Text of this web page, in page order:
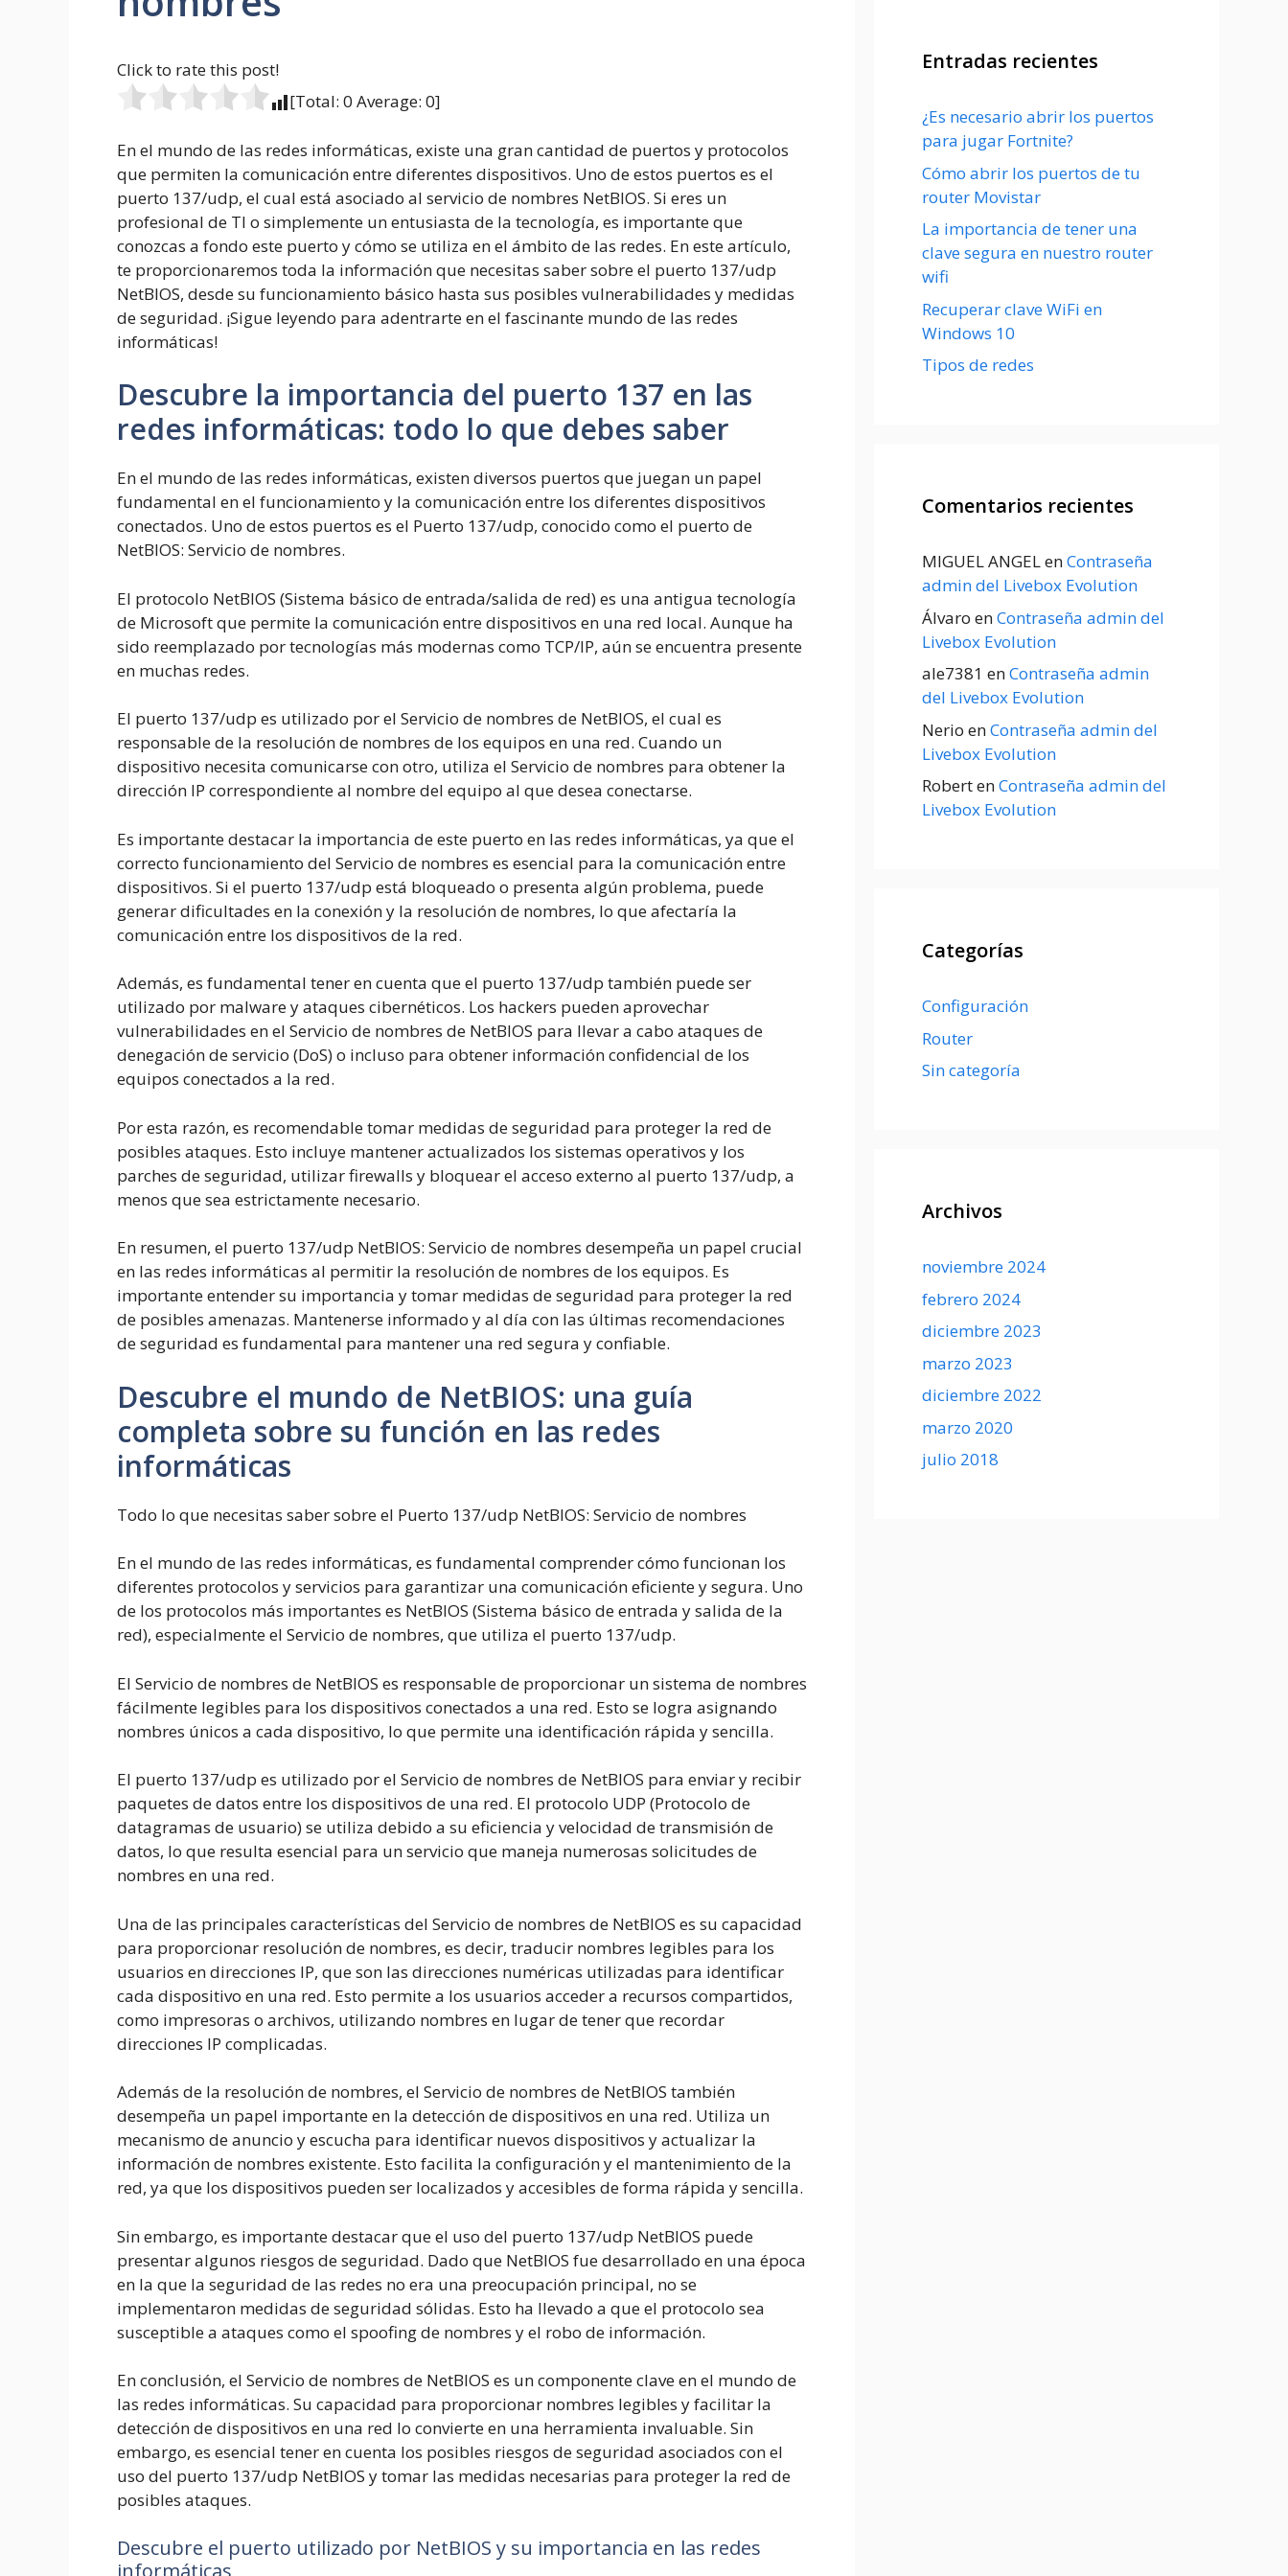
Click to rate this post!
[Total: 0 Average: 0]
En el mundo de las redes informáticas, existe una gran cantidad de puertos y protocolos
que permiten la comunicación entre diferentes dispositivos. Uno de estos puertos es el
puerto 137/udp, el cual está asociado al servicio de nombres NetBIOS. Si eres un
profesional de TI o simplemente un entusiasta de la tecnología, es importante que
conozcas a fondo este puerto y cómo se utiliza en el ámbito de las redes. En este artículo,
te proporcionaremos toda la información que necesitas saber sobre el puerto 137/udp
NetBIOS, desde su funcionamiento básico hasta sus posibles vulnerabilidades y medidas
de seguridad. ¡Sigue leyendo para adentrarte en el fascinante mundo de las redes
informáticas!
Descubre la importancia del puerto 137 en las
redes informáticas: todo lo que debes saber
En el mundo de las redes informáticas, existen diversos puertos que juegan un papel
fundamental en el funcionamiento y la comunicación entre los diferentes dispositivos
conectados. Uno de estos puertos es el Puerto 137/udp, conocido como el puerto de
NetBIOS: Servicio de nombres.
El protocolo NetBIOS (Sistema básico de entrada/salida de red) es una antigua tecnología
de Microsoft que permite la comunicación entre dispositivos en una red local. Aunque ha
sido reemplazado por tecnologías más modernas como TCP/IP, aún se encuentra presente
en muchas redes.
El puerto 137/udp es utilizado por el Servicio de nombres de NetBIOS, el cual es
responsable de la resolución de nombres de los equipos en una red. Cuando un
dispositivo necesita comunicarse con otro, utiliza el Servicio de nombres para obtener la
dirección IP correspondiente al nombre del equipo al que desea conectarse.
Es importante destacar la importancia de este puerto en las redes informáticas, ya que el
correcto funcionamiento del Servicio de nombres es esencial para la comunicación entre
dispositivos. Si el puerto 137/udp está bloqueado o presenta algún problema, puede
generar dificultades en la conexión y la resolución de nombres, lo que afectaría la
comunicación entre los dispositivos de la red.
Además, es fundamental tener en cuenta que el puerto 137/udp también puede ser
utilizado por malware y ataques cibernéticos. Los hackers pueden aprovechar
vulnerabilidades en el Servicio de nombres de NetBIOS para llevar a cabo ataques de
denegación de servicio (DoS) o incluso para obtener información confidencial de los
equipos conectados a la red.
Por esta razón, es recomendable tomar medidas de seguridad para proteger la red de
posibles ataques. Esto incluye mantener actualizados los sistemas operativos y los
parches de seguridad, utilizar firewalls y bloquear el acceso externo al puerto 137/udp, a
menos que sea estrictamente necesario.
En resumen, el puerto 137/udp NetBIOS: Servicio de nombres desempeña un papel crucial
en las redes informáticas al permitir la resolución de nombres de los equipos. Es
importante entender su importancia y tomar medidas de seguridad para proteger la red
de posibles amenazas. Mantenerse informado y al día con las últimas recomendaciones
de seguridad es fundamental para mantener una red segura y confiable.
Descubre el mundo de NetBIOS: una guía
completa sobre su función en las redes
informáticas
Todo lo que necesitas saber sobre el Puerto 137/udp NetBIOS: Servicio de nombres
En el mundo de las redes informáticas, es fundamental comprender cómo funcionan los
diferentes protocolos y servicios para garantizar una comunicación eficiente y segura. Uno
de los protocolos más importantes es NetBIOS (Sistema básico de entrada y salida de la
red), especialmente el Servicio de nombres, que utiliza el puerto 137/udp.
El Servicio de nombres de NetBIOS es responsable de proporcionar un sistema de nombres
fácilmente legibles para los dispositivos conectados a una red. Esto se logra asignando
nombres únicos a cada dispositivo, lo que permite una identificación rápida y sencilla.
El puerto 137/udp es utilizado por el Servicio de nombres de NetBIOS para enviar y recibir
paquetes de datos entre los dispositivos de una red. El protocolo UDP (Protocolo de
datagramas de usuario) se utiliza debido a su eficiencia y velocidad de transmisión de
datos, lo que resulta esencial para un servicio que maneja numerosas solicitudes de
nombres en una red.
Una de las principales características del Servicio de nombres de NetBIOS es su capacidad
para proporcionar resolución de nombres, es decir, traducir nombres legibles para los
usuarios en direcciones IP, que son las direcciones numéricas utilizadas para identificar
cada dispositivo en una red. Esto permite a los usuarios acceder a recursos compartidos,
como impresoras o archivos, utilizando nombres en lugar de tener que recordar
direcciones IP complicadas.
Además de la resolución de nombres, el Servicio de nombres de NetBIOS también
desempeña un papel importante en la detección de dispositivos en una red. Utiliza un
mecanismo de anuncio y escucha para identificar nuevos dispositivos y actualizar la
información de nombres existente. Esto facilita la configuración y el mantenimiento de la
red, ya que los dispositivos pueden ser localizados y accesibles de forma rápida y sencilla.
Sin embargo, es importante destacar que el uso del puerto 137/udp NetBIOS puede
presentar algunos riesgos de seguridad. Dado que NetBIOS fue desarrollado en una época
en la que la seguridad de las redes no era una preocupación principal, no se
implementaron medidas de seguridad sólidas. Esto ha llevado a que el protocolo sea
susceptible a ataques como el spoofing de nombres y el robo de información.
En conclusión, el Servicio de nombres de NetBIOS es un componente clave en el mundo de
las redes informáticas. Su capacidad para proporcionar nombres legibles y facilitar la
detección de dispositivos en una red lo convierte en una herramienta invaluable. Sin
embargo, es esencial tener en cuenta los posibles riesgos de seguridad asociados con el
uso del puerto 137/udp NetBIOS y tomar las medidas necesarias para proteger la red de
posibles ataques.
Descubre el puerto utilizado por NetBIOS y su importancia en las redes
informáticas
Entradas recientes
¿Es necesario abrir los puertos
para jugar Fortnite?
Cómo abrir los puertos de tu
router Movistar
La importancia de tener una
clave segura en nuestro router
wifi
Recuperar clave WiFi en
Windows 10
Tipos de redes
Comentarios recientes
MIGUEL ANGELenContraseña
admin del Livebox Evolution
Álvaro enContraseña admin del
Livebox Evolution
ale7381 enContraseña admin
del Livebox Evolution
Nerio enContraseña admin del
Livebox Evolution
RobertenContraseña admin del
Livebox Evolution
Categorías
Configuración
Router
Sin categoría
Archivos
noviembre 2024
febrero 2024
diciembre 2023
marzo 2023
diciembre 2022
marzo 2020
julio 2018